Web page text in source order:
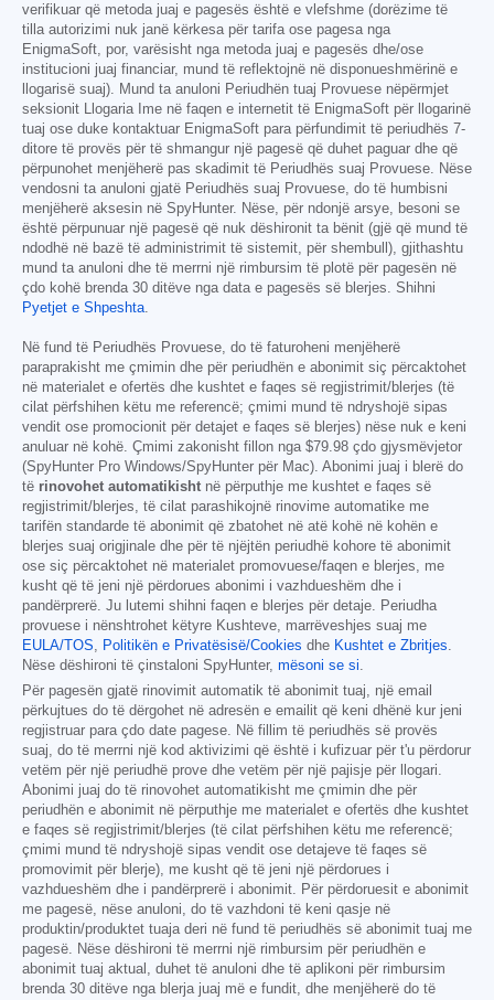
verifikuar që metoda juaj e pagesës është e vlefshme (dorëzime të
tilla autorizimi nuk janë kërkesa për tarifa ose pagesa nga
EnigmaSoft, por, varësisht nga metoda juaj e pagesës dhe/ose
institucioni juaj financiar, mund të reflektojnë në disponueshmërinë e
llogarisë suaj). Mund ta anuloni Periudhën tuaj Provuese nëpërmjet
seksionit Llogaria Ime në faqen e internetit të EnigmaSoft për llogarinë
tuaj ose duke kontaktuar EnigmaSoft para përfundimit të periudhës 7-
ditore të provës për të shmangur një pagesë që duhet paguar dhe që
përpunohet menjëherë pas skadimit të Periudhës suaj Provuese. Nëse
vendosni ta anuloni gjatë Periudhës suaj Provuese, do të humbisni
menjëherë aksesin në SpyHunter. Nëse, për ndonjë arsye, besoni se
është përpunuar një pagesë që nuk dëshironit ta bënit (gjë që mund të
ndodhë në bazë të administrimit të sistemit, për shembull), gjithashtu
mund ta anuloni dhe të merrni një rimbursim të plotë për pagesën në
çdo kohë brenda 30 ditëve nga data e pagesës së blerjes. Shihni
Pyetjet e Shpeshta.
Në fund të Periudhës Provuese, do të faturoheni menjëherë
paraprakisht me çmimin dhe për periudhën e abonimit siç përcaktohet
në materialet e ofertës dhe kushtet e faqes së regjistrimit/blerjes (të
cilat përfshihen këtu me referencë; çmimi mund të ndryshojë sipas
vendit ose promocionit për detajet e faqes së blerjes) nëse nuk e keni
anuluar në kohë. Çmimi zakonisht fillon nga $79.98 çdo gjysmëvjetor
(SpyHunter Pro Windows/SpyHunter për Mac). Abonimi juaj i blerë do
të rinovohet automatikisht në përputhje me kushtet e faqes së
regjistrimit/blerjes, të cilat parashikojnë rinovime automatike me
tarifën standarde të abonimit që zbatohet në atë kohë në kohën e
blerjes suaj origjinale dhe për të njëjtën periudhë kohore të abonimit
ose siç përcaktohet në materialet promovuese/faqen e blerjes, me
kusht që të jeni një përdorues abonimi i vazhdueshëm dhe i
pandërprerë. Ju lutemi shihni faqen e blerjes për detaje. Periudha
provuese i nënshtrohet këtyre Kushteve, marrëveshjes suaj me
EULA/TOS, Politikën e Privatësisë/Cookies dhe Kushtet e Zbritjes.
Nëse dëshironi të çinstaloni SpyHunter, mësoni se si.
Për pagesën gjatë rinovimit automatik të abonimit tuaj, një email
përkujtues do të dërgohet në adresën e emailit që keni dhënë kur jeni
regjistruar para çdo date pagese. Në fillim të periudhës së provës
suaj, do të merrni një kod aktivizimi që është i kufizuar për t'u përdorur
vetëm për një periudhë prove dhe vetëm për një pajisje për llogari.
Abonimi juaj do të rinovohet automatikisht me çmimin dhe për
periudhën e abonimit në përputhje me materialet e ofertës dhe kushtet
e faqes së regjistrimit/blerjes (të cilat përfshihen këtu me referencë;
çmimi mund të ndryshojë sipas vendit ose detajeve të faqes së
promovimit për blerje), me kusht që të jeni një përdorues i
vazhdueshëm dhe i pandërprerë i abonimit. Për përdoruesit e abonimit
me pagesë, nëse anuloni, do të vazhdoni të keni qasje në
produktin/produktet tuaja deri në fund të periudhës së abonimit tuaj me
pagesë. Nëse dëshironi të merrni një rimbursim për periudhën e
abonimit tuaj aktual, duhet të anuloni dhe të aplikoni për rimbursim
brenda 30 ditëve nga blerja juaj më e fundit, dhe menjëherë do të